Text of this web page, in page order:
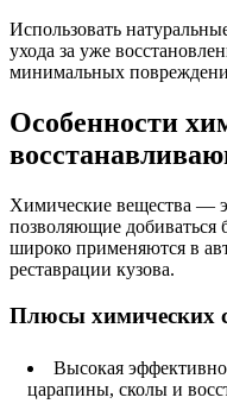
Использовать
ухода за уже
минимальных
Особенности
Химические вещества —
позволяющие добиваться
широко применяются в
реставрации кузова.
Плюсы химических
Высокая
царапины, сколы и